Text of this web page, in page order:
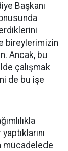
Başkanı
bireylerimizin
Ancak, bu
çalışmak
de bu işe
mücadelede